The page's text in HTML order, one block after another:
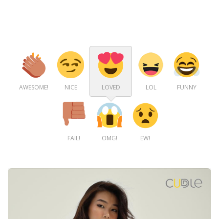
AWESOME! NICE LOVED LOL FUNNY
FAIL! OMG! EW!